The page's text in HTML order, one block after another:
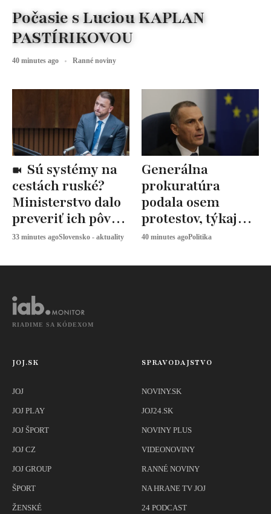
cestách ruské?
Ministerstvo dalo
preveriť ich pôvod
aj bezpečnosť
33 minutes agoSlovensko - aktuality
Generálna
prokuratúra
podala osem
protestov, týkajú
sa volebných
40 minutes agoPolitika
Počasie s Luciou KAPLAN
PASTÍRIKOVOU
40 minutes ago Ranné noviny
RIADIME SA KÓDEXOM
JOJ.SK
JOJ
JOJ PLAY
JOJ ŠPORT
JOJ CZ
JOJ GROUP
ŠPORT
ŽENSKÉ
SPRAVODAJSTVO
NOVINY.SK
JOJ24.SK
NOVINY PLUS
VIDEONOVINY
RANNÉ NOVINY
NA HRANE TV JOJ
24 PODCAST